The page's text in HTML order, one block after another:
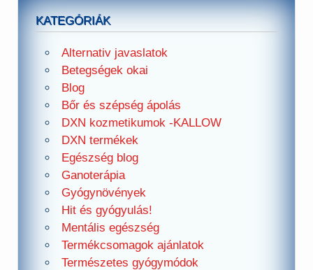
KATEGÓRIÁK
Alternativ javaslatok
Betegségek okai
Blog
Bőr és szépség ápolás
DXN kozmetikumok -KALLOW
DXN termékek
Egészség blog
Ganoterápia
Gyógynövények
Hit és gyógyulás!
Mentális egészség
Termékcsomagok ajánlatok
Természetes gyógymódok